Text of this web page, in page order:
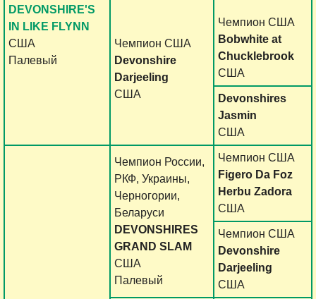
DEVONSHIRE'S
IN LIKE FLYNN
США
Палевый
Чемпион США
Devonshire
Darjeeling
США
Чемпион США
Bobwhite at
Chucklebrook
США
Devonshires
Jasmin
США
Чемпион России,
РКФ, Украины,
Черногории,
Беларуси
DEVONSHIRES
GRAND SLAM
США
Палевый
Чемпион США
Figero Da Foz
Herbu Zadora
США
Чемпион США
Devonshire
Darjeeling
США